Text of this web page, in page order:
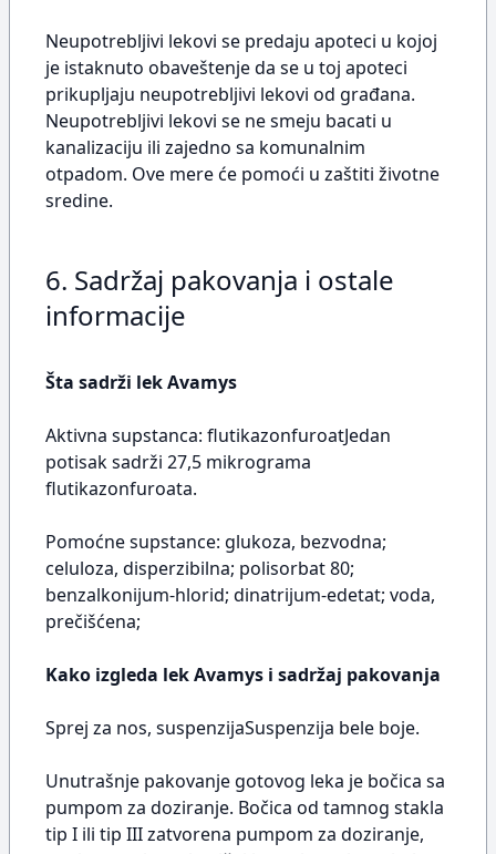
Neupotrebljivi lekovi se predaju apoteci u kojoj
je istaknuto obaveštenje da se u toj apoteci
prikupljaju neupotrebljivi lekovi od građana.
Neupotrebljivi lekovi se ne smeju bacati u
kanalizaciju ili zajedno sa komunalnim
otpadom. Ove mere će pomoći u zaštiti životne
sredine.
6. Sadržaj pakovanja i ostale
informacije
Šta sadrži lek Avamys
Aktivna supstanca: flutikazonfuroatJedan
potisak sadrži 27,5 mikrograma
flutikazonfuroata.
Pomoćne supstance: glukoza, bezvodna;
celuloza, disperzibilna; polisorbat 80;
benzalkonijum-hlorid; dinatrijum-edetat; voda,
prečišćena;
Kako izgleda lek Avamys i sadržaj pakovanja
Sprej za nos, suspenzijaSuspenzija bele boje.
Unutrašnje pakovanje gotovog leka je bočica sa
pumpom za doziranje. Bočica od tamnog stakla
tip I ili tip III zatvorena pumpom za doziranje,